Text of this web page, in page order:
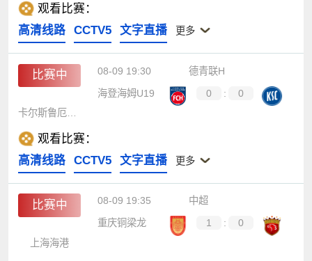
观看比赛：
高清线路
CCTV5 文字直播 更多
比赛中 08-09 19:30
德青联H
海登海姆U19
0 :
0
卡尔斯鲁厄U19
观看比赛：
高清线路
CCTV5 文字直播 更多
比赛中 08-09 19:35
中超
重庆铜梁龙
1 :
0
上海海港